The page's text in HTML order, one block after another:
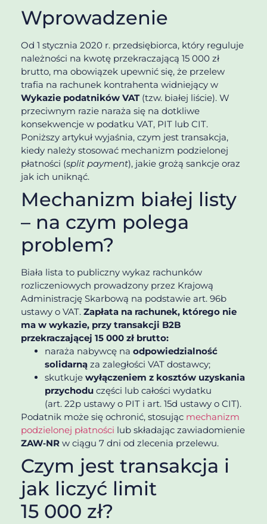
Wprowadzenie
Od 1 stycznia 2020 r. przedsiębiorca, który reguluje
należności na kwotę przekraczającą 15 000 zł
brutto, ma obowiązek upewnić się, że przelew
trafia na rachunek kontrahenta widniejący w
Wykazie podatników VAT(tzw. białej liście). W
przeciwnym razie naraża się na dotkliwe
konsekwencje w podatku VAT, PIT lub CIT.
Poniższy artykuł wyjaśnia, czym jest transakcja,
kiedy należy stosować mechanizm podzielonej
płatności (split payment), jakie grożą sankcje oraz
jak ich uniknąć.
Mechanizm białej listy
– na czym polega
problem?
Biała lista to publiczny wykaz rachunków
rozliczeniowych prowadzony przez Krajową
Administrację Skarbową na podstawie art. 96b
ustawy o VAT. Zapłata na rachunek, którego nie
ma w wykazie, przy transakcji B2B
przekraczającej 15 000 zł brutto:
naraża nabywcę na odpowiedzialność
solidarną za zaległości VAT dostawcy;
skutkuje wyłączeniem z kosztów uzyskania
przychodu części lub całości wydatku
(art. 22p ustawy o PIT i art. 15d ustawy o CIT).
Podatnik może się ochronić, stosując mechanizm
podzielonej płatności lub składając zawiadomienie
ZAW‑NR w ciągu 7 dni od zlecenia przelewu.
Czym jest transakcja i
jak liczyć limit
15 000 zł?